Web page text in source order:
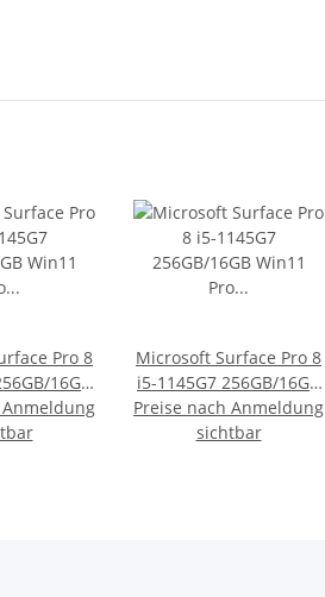
Pro 8
16GB
(2021)
Microsoft Surface Pro 8
i5-1145G7 256GB/16GB
Win11 Pro LTE (2021) -
"Weiße Punkte im
Preise nach Anmeldung
sichtbar